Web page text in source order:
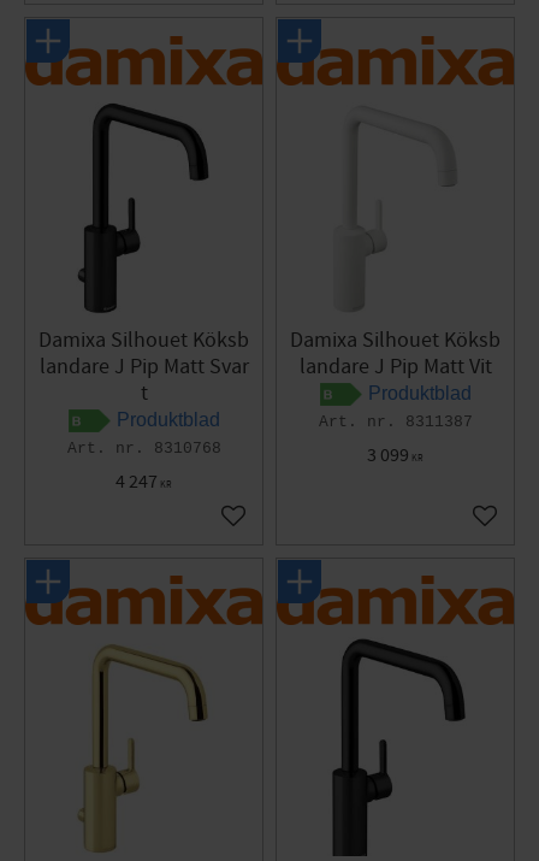
Damixa Silhouet Köksb
landare J Pip Matt Svar
t
Produktblad
8310768
4 247 KR
Lägg till i favoriter
Damixa Silhouet Köksb
landare J Pip Matt Vit
Produktblad
8311387
3 099 KR
Lägg